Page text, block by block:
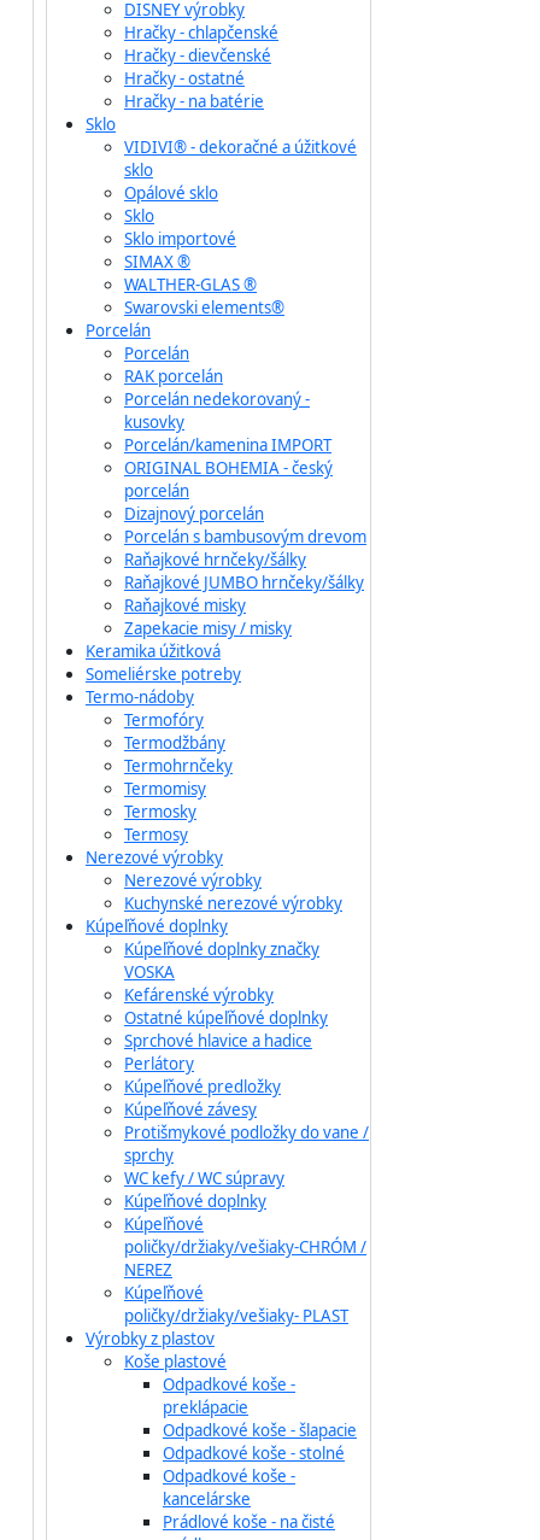
DISNEY výrobky
Hračky - chlapčenské
Hračky - dievčenské
Hračky - ostatné
Hračky - na batérie
Sklo
VIDIVI® - dekoračné a úžitkové
sklo
Opálové sklo
Sklo
Sklo importové
SIMAX ®
WALTHER-GLAS ®
Swarovski elements®
Porcelán
Porcelán
RAK porcelán
Porcelán nedekorovaný -
kusovky
Porcelán/kamenina IMPORT
ORIGINAL BOHEMIA - český
porcelán
Dizajnový porcelán
Porcelán s bambusovým drevom
Raňajkové hrnčeky/šálky
Raňajkové JUMBO hrnčeky/šálky
Raňajkové misky
Zapekacie misy / misky
Keramika úžitková
Someliérske potreby
Termo-nádoby
Termofóry
Termodžbány
Termohrnčeky
Termomisy
Termosky
Termosy
Nerezové výrobky
Nerezové výrobky
Kuchynské nerezové výrobky
Kúpeľňové doplnky
Kúpeľňové doplnky značky
VOSKA
Kefárenské výrobky
Ostatné kúpeľňové doplnky
Sprchové hlavice a hadice
Perlátory
Kúpeľňové predložky
Kúpeľňové závesy
Protišmykové podložky do vane /
sprchy
WC kefy / WC súpravy
Kúpeľňové doplnky
Kúpeľňové
poličky/držiaky/vešiaky-CHRÓM /
NEREZ
Kúpeľňové
poličky/držiaky/vešiaky- PLAST
Výrobky z plastov
Koše plastové
Odpadkové koše -
preklápacie
Odpadkové koše - šlapacie
Odpadkové koše - stolné
Odpadkové koše -
kancelárske
Prádlové koše - na čisté